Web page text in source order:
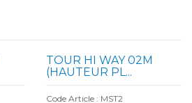
TOUR HI WAY 02M
(HAUTEUR PL...
Code Article : MST2